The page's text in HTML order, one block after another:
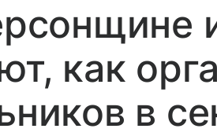
как
в